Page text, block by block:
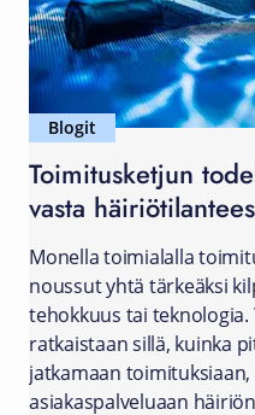
Blogit
Toimitusketjun
vasta
Monella toimialalla
noussut yhtä tärkeäksi
tehokkuus tai teknologia.
ratkaistaan sillä, kuinka
jatkamaan
asiakaspalveluaan